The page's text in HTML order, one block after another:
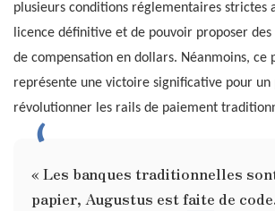
plusieurs conditions réglementaires strictes
licence définitive et de pouvoir proposer des
de compensation en dollars. Néanmoins, ce
représente une victoire significative pour un
révolutionner les rails de paiement
« Les banques traditionnelles
papier, Augustus est faite de